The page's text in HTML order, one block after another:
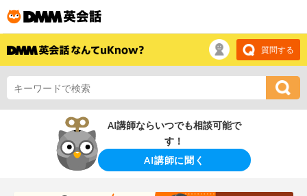
質問する
AI講師ならいつでも相談可能で
す！
AI講師に聞く